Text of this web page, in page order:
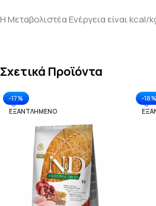
Η Μεταβολιστέα Ενέργεια είναι kcal/
Σχετικά Προϊόντα
-17%
ΕΞΑΝΤΛΗΜΈΝΟ
-18%